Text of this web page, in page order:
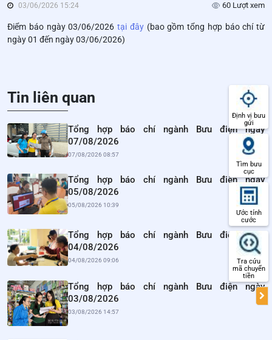
03/06/2026 15:24 60 Lượt xem
Điểm báo ngày 03/06/2026 tại đây(bao gồm tổng hợp báo chí từ
ngày 01 đến ngày 03/06/2026)
Tin liên quan
Tổng hợp báo chí ngành Bưu điện ngày
07/08/2026
07/08/2026 08:57
Tổng hợp báo chí ngành Bưu điện ngày
05/08/2026
05/08/2026 10:39
Tổng hợp báo chí ngành Bưu điện ngày
04/08/2026
04/08/2026 09:06
Tổng hợp báo chí ngành Bưu điện ngày
03/08/2026
03/08/2026 14:57
Định vị bưu
gửi
Tìm bưu
cục
Ước tính
cước
Tra cứu
mã chuyển
tiền